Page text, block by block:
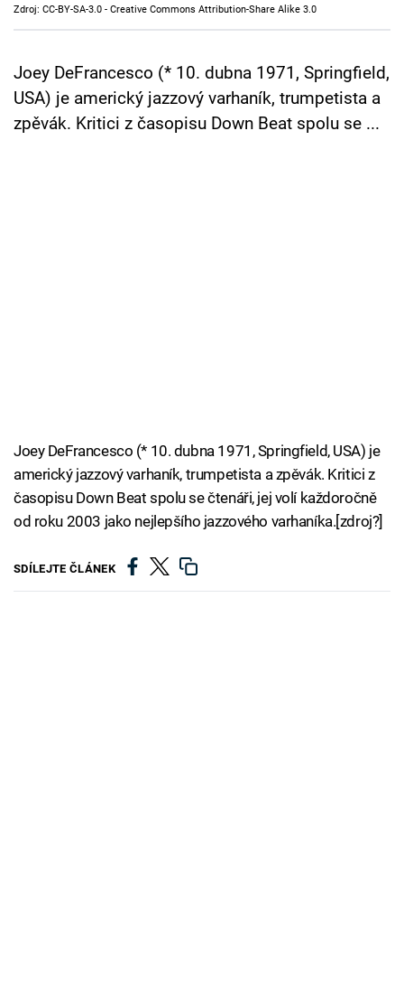
Cool Esport
Pořady
TV Program
Zdroj: CC-BY-SA-3.0 - Creative Commons Attribution-Share Alike 3.0
Joey DeFrancesco (* 10. dubna 1971, Springfield,
USA) je americký jazzový varhaník, trumpetista a
zpěvák. Kritici z časopisu Down Beat spolu se ...
Joey DeFrancesco (* 10. dubna 1971, Springfield, USA) je
americký jazzový varhaník, trumpetista a zpěvák. Kritici z
časopisu Down Beat spolu se čtenáři, jej volí každoročně
od roku 2003 jako nejlepšího jazzového varhaníka.[zdroj?]
SDÍLEJTE ČLÁNEK